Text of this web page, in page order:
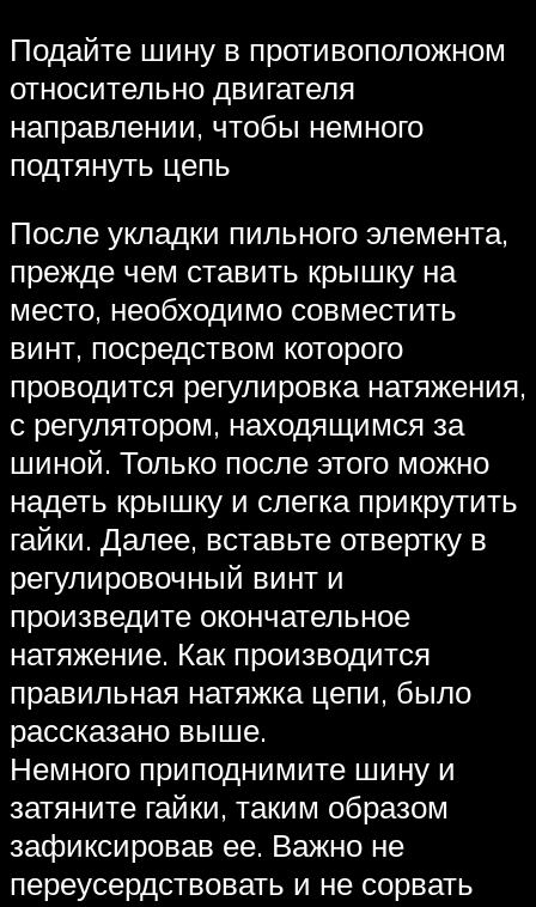
Подайте шину в противоположном
относительно двигателя
направлении, чтобы немного
подтянуть цепь
После укладки пильного элемента,
прежде чем ставить крышку на
место, необходимо совместить
винт, посредством которого
проводится регулировка натяжения,
с регулятором, находящимся за
шиной. Только после этого можно
надеть крышку и слегка прикрутить
гайки. Далее, вставьте отвертку в
регулировочный винт и
произведите окончательное
натяжение. Как производится
правильная натяжка цепи, было
рассказано выше.
Немного приподнимите шину и
затяните гайки, таким образом
зафиксировав ее. Важно не
переусердствовать и не сорвать